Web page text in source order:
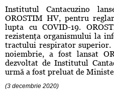
Institutul Cantacuzino
OROSTIM HV, pentru
lupta cu COVID-19.
rezistenţa organismului la
tractului respirator superior.
noiembrie, a fost lansat
dezvoltat de Institutul
urmă a fost preluat de
(3 decembrie 2020)